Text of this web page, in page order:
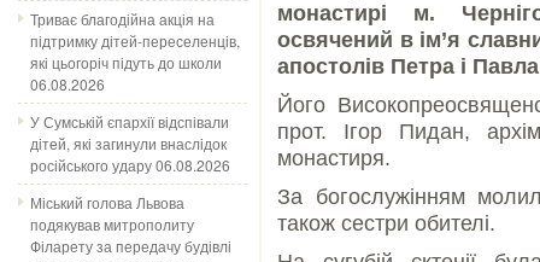
Триває благодійна акція на
підтримку дітей-переселенців,
які цьогоріч підуть до школи
06.08.2026
У Сумській єпархії відспівали
дітей, які загинули внаслідок
російського удару06.08.2026
Міський голова Львова
подякував митрополиту
Філарету за передачу будівлі
монастирі м.
освячений в ім’я
апостолів Петра і
Його
прот. Ігор Пидан,
монастиря.
За богослужінням
також сестри обителі.